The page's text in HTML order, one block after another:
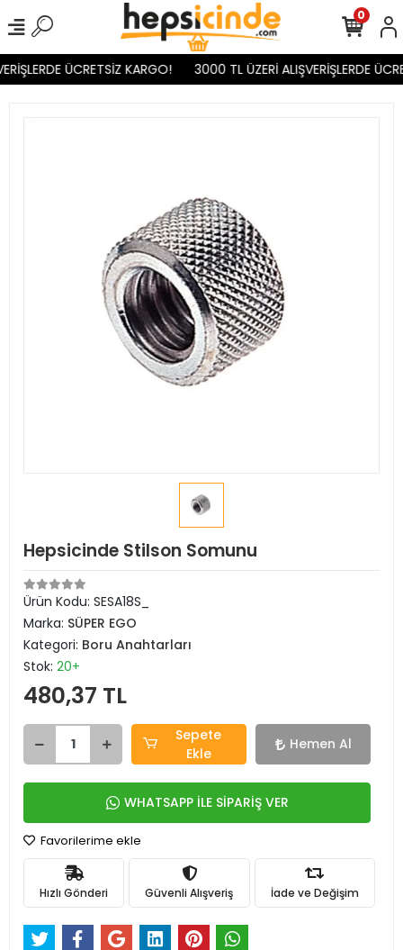
ÜCRETSİZ KARGO! 3000 TL ÜZERİ ALIŞVERİŞLERDE
0
Hepsicinde Stilson Somunu
Ürün Kodu: SESA18S_
Marka: SÜPER EGO
Kategori: Boru Anahtarları
Stok: 20+
480,37 TL
Sepete
Ekle
Hemen Al
WHATSAPP İLE SİPARİŞ VER
Favorilerime ekle
Hızlı Gönderi Güvenli Alışveriş İade ve Değişim